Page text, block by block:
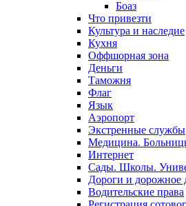
Боаз
Что привезти
Культура и наследие
Кухня
Оффшорная зона
Деньги
Таможня
Флаг
Язык
Аэропорт
Экстренные службы
Медицина.
Интернет
Сады. Школы.
Дороги и дорожное
Водительские права